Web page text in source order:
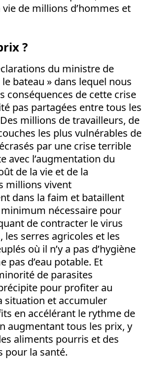
de millions d’hommes et
?
du ministre de
bateau » dans lequel nous
conséquences de cette crise
pas partagées entre tous les
millions de travailleurs, de
les plus vulnérables de
par une crise terrible
avec l’augmentation du
de la vie et de la
millions vivent
dans la faim et bataillent
nécessaire pour
de contracter le virus
les serres agricoles et les
où il n’y a pas d’hygiène
pas d’eau potable. Et
de parasites
pour profiter au
situation et accumuler
en accélérant le rythme de
augmentant tous les prix, y
aliments pourris et des
pour la santé.